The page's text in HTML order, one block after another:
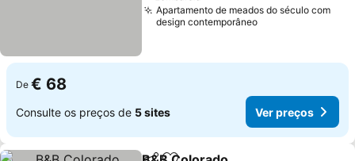
Apartamento de meados do século com
design contemporâneo
De € 68
Consulte os preços de 5 sites Ver preços